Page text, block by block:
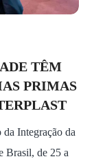
TÊM
PRIMAS
da Integração da
Brasil, de 25 a